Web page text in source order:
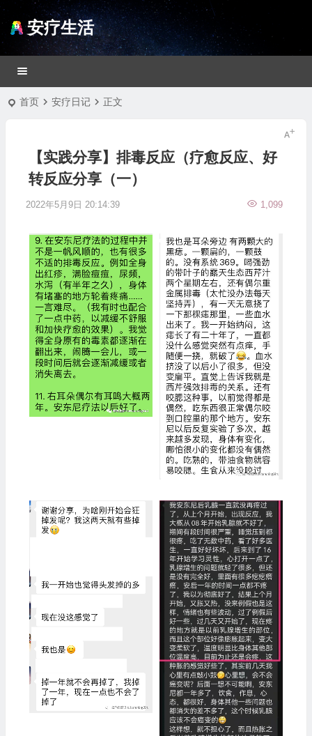
安疗生活
首页 安疗日记 正文
【实践分享】排毒反应（疗愈反应、好
转反应分享（一）
2022年5月9日 20:14:39 1,099